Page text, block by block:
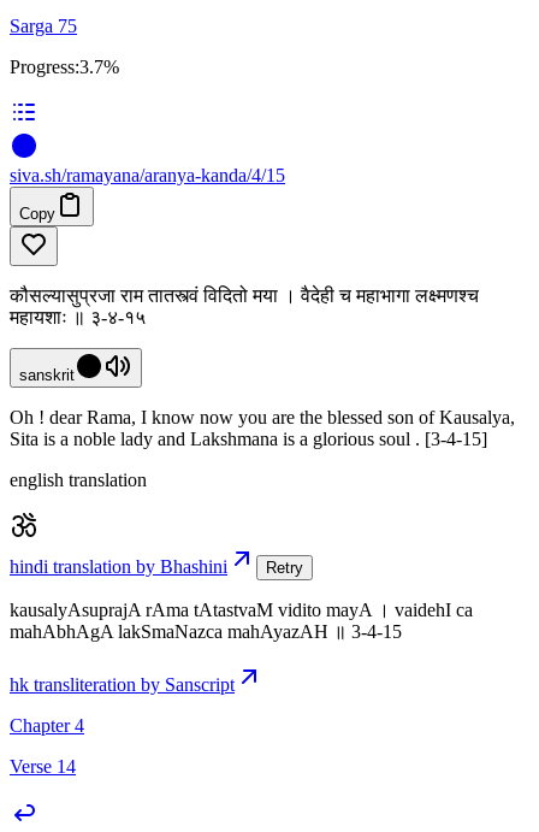
Sarga 75
Progress:3.7%
siva.sh/ramayana/aranya-kanda/4/15
Copy
कौसल्यासुप्रजा राम तातस्त्वं विदितो मया । वैदेही च महाभागा लक्ष्मणश्च
महायशाः ॥ ३-४-१५
sanskrit
Oh ! dear Rama, I know now you are the blessed son of Kausalya,
Sita is a noble lady and Lakshmana is a glorious soul . [3-4-15]
english translation
hindi translation by Bhashini Retry
kausalyAsuprajA rAma tAtastvaM vidito mayA । vaidehI ca
mahAbhAgA lakSmaNazca mahAyazAH ॥ 3-4-15
hk transliteration by Sanscript
Chapter 4
Verse 14